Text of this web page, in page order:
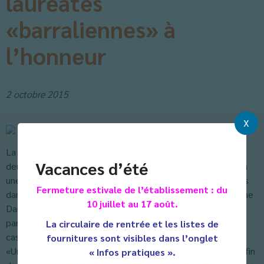
Vacances d’été
Fermeture estivale de l’établissement : du
10 juillet au 17 août.
La circulaire de rentrée et les listes de
fournitures sont visibles dans l’onglet
« Infos pratiques ».
X
«barraliennes» à
l’honneur
2 octobre 2015
La belle aventure littéraire et historique d’une année pour
deux classes de 3e de l’établissement Barral a donné lieu à
une mise à l’honneur de 6 élèves particulièrement investies
dans ce projet mené par leur professeur de français Christine
Danteny et la librairie Coulier (Amandine Bettin, en
particulier); C’était samedi dernier au sein de la librairie
castraise.
«Une première pour ce défi lecture nommé Prix Antigone afin